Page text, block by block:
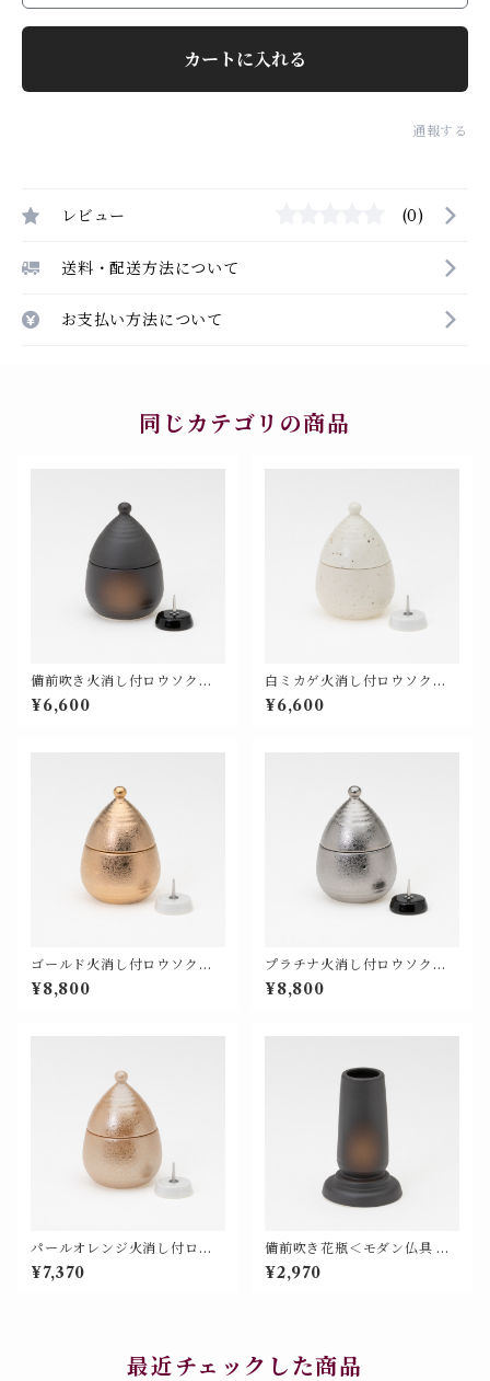
カートに入れる
通報する
レビュー (0)
送料・配送方法について
お支払い方法について
同じカテゴリの商品
備前吹き火消し付ロウソク立
（黒芯付き）＜モダン仏具 単
品 基本色＞【676-104】
¥6,600
白ミカゲ火消し付ロウソク立
（白芯付き）＜モダン仏具 単
品 基本色＞【676-204】
¥6,600
ゴールド火消し付ロウソク立
（白/芯付）＜モダン仏具 単品
特別色＞【676-304】
¥8,800
プラチナ火消し付ロウソク立
（黒芯付き）＜モダン仏具 単
品 特別色＞【676-404】
¥8,800
パールオレンジ火消し付ロウ
ソク立（白芯付き）＜モダン
仏具 単品 特別色＞【676-50
¥7,370
備前吹き花瓶＜モダン仏具 単
品 基本色＞【676-102】
¥2,970
最近チェックした商品